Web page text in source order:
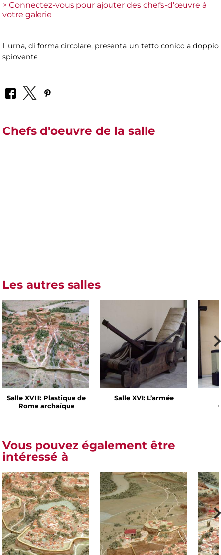
> Connectez-vous pour ajouter des chefs-d'œuvre à
votre galerie
L'urna, di forma circolare, presenta un tetto conico a doppio
spiovente
Chefs d'oeuvre de la salle
Les autres salles
Salle XVIII: Plastique de
Rome archaïque
Salle XVI: L’armée
Vous pouvez également être
intéressé à